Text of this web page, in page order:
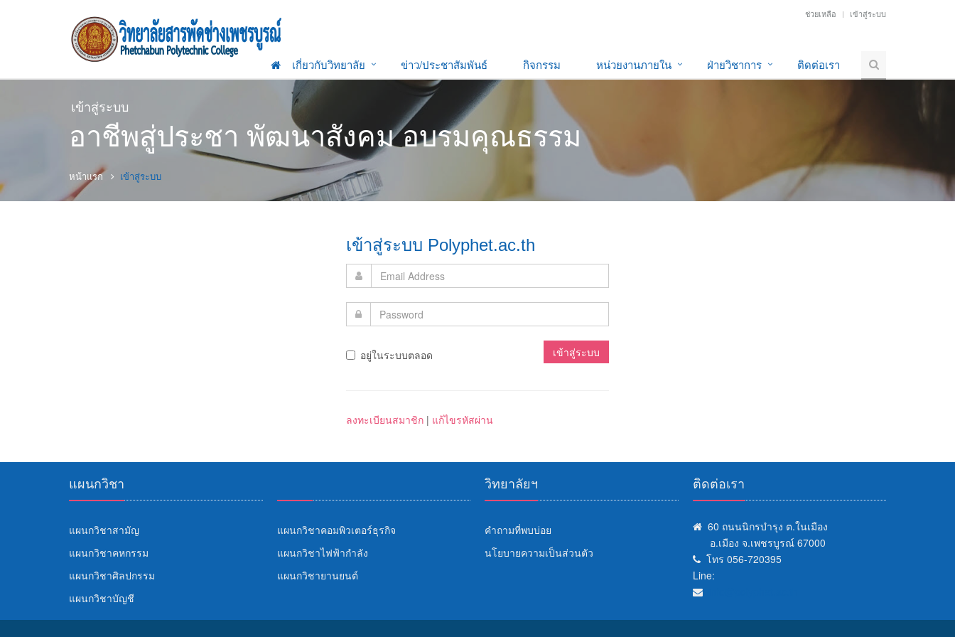
ช่วยเหลือ เข้าสู่ระบบ
เกี่ยวกับวิทยาลัย ข่าว/ประชาสัมพันธ์ กิจกรรม หน่วยงานภายใน ฝ่ายวิชาการ ติดต่อเรา
เข้าสู่ระบบ
อาชีพสู่ประชา พัฒนาสังคม อบรมคุณธรรม
หน้าแรก เข้าสู่ระบบ
เข้าสู่ระบบ Polyphet.ac.th
อยู่ในระบบตลอด เข้าสู่ระบบ
ลงทะเบียนสมาชิก | แก้ไขรหัสผ่าน
แผนกวิชา
แผนกวิชาสามัญ
แผนกวิชาคหกรรม
แผนกวิชาศิลปกรรม
แผนกวิชาบัญชี
แผนกวิชาคอมพิวเตอร์ธุรกิจ
แผนกวิชาไฟฟ้ากำลัง
แผนกวิชายานยนต์
วิทยาลัยฯ
คำถามที่พบบ่อย
นโยบายความเป็นส่วนตัว
ติดต่อเรา
60 ถนนนิกรบำรุง ต.ในเมือง
อ.เมือง จ.เพชรบูรณ์ 67000
โทร 056-720395
Line: